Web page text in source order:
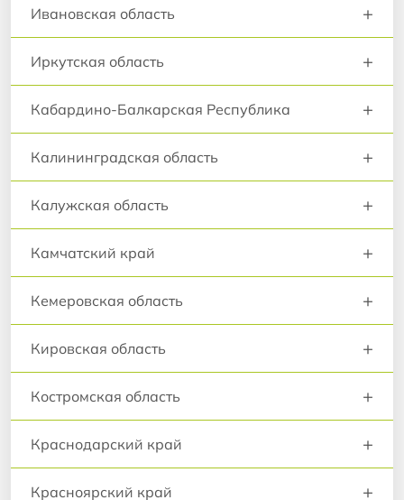
Ивановская область +
Иркутская область +
Кабардино-Балкарская Республика +
Калининградская область +
Калужская область +
Камчатский край +
Кемеровская область +
Кировская область +
Костромская область +
Краснодарский край +
Красноярский край +